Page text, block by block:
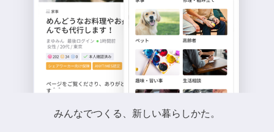
みんなでつくる、新しい暮らしかた。